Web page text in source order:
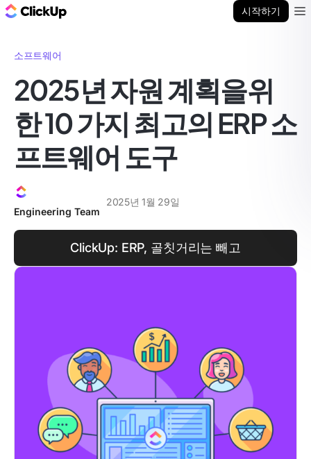
시작하기
소프트웨어
2025년 자원 계획을위
한 10 가지 최고의 ERP 소
프트웨어 도구
Engineering Team
2025년 1월 29일
ClickUp: ERP, 골칫거리는 빼고